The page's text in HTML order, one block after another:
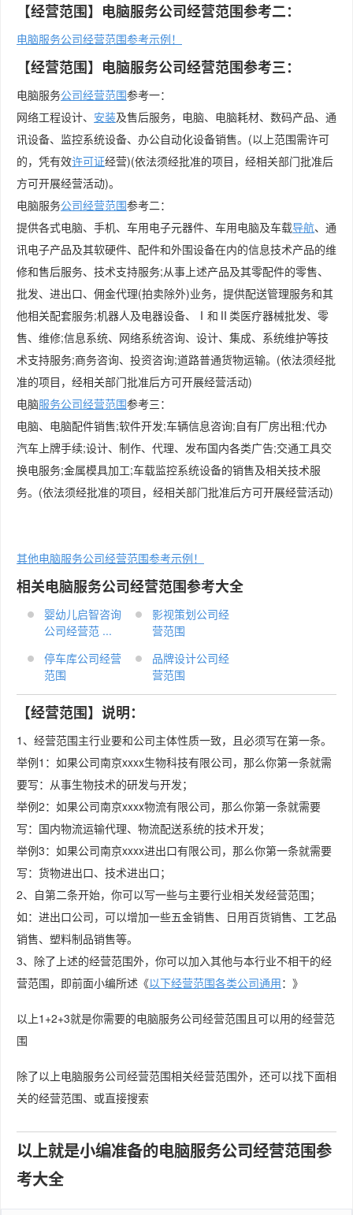
【经营范围】电脑服务公司经营范围参考二：
电脑服务公司经营范围参考示例！
【经营范围】电脑服务公司经营范围参考三：
电脑服务公司经营范围参考一：
网络工程设计、 安装及售后服务，电脑、电脑耗材、数码产品、通
讯设备、监控系统设备、办公自动化设备销售。(以上范围需许可
的，凭有效许可证经营)(依法须经批准的项目，经相关部门批准后
方可开展经营活动)。
电脑服务公司经营范围参考二：
提供各式电脑、手机、车用电子元器件、车用电脑及车载导航、通
讯电子产品及其软硬件、配件和外围设备在内的信息技术产品的维
修和售后服务、技术支持服务;从事上述产品及其零配件的零售、
批发、进出口、佣金代理(拍卖除外)业务，提供配送管理服务和其
他相关配套服务;机器人及电器设备、Ⅰ和Ⅱ类医疗器械批发、零
售、维修;信息系统、网络系统咨询、设计、集成、系统维护等技
术支持服务;商务咨询、投资咨询;道路普通货物运输。(依法须经批
准的项目，经相关部门批准后方可开展经营活动)
电脑服务公司经营范围参考三：
电脑、电脑配件销售;软件开发;车辆信息咨询;自有厂房出租;代办
汽车上牌手续;设计、制作、代理、发布国内各类广告;交通工具交
换电服务;金属模具加工;车载监控系统设备的销售及相关技术服
务。(依法须经批准的项目，经相关部门批准后方可开展经营活动)
其他电脑服务公司经营范围参考示例！
相关电脑服务公司经营范围参考大全
婴幼儿启智咨询
公司经营范 ...
影视策划公司经
营范围
停车库公司经营
范围
品牌设计公司经
营范围
【经营范围】说明：
1、经营范围主行业要和公司主体性质一致，且必须写在第一条。
举例1：如果公司南京xxxx生物科技有限公司，那么你第一条就需
要写：从事生物技术的研发与开发；
举例2：如果公司南京xxxx物流有限公司，那么你第一条就需要
写：国内物流运输代理、物流配送系统的技术开发；
举例3：如果公司南京xxxx进出口有限公司，那么你第一条就需要
写：货物进出口、技术进出口；
2、自第二条开始，你可以写一些与主要行业相关发经营范围；
如：进出口公司，可以增加一些五金销售、日用百货销售、工艺品
销售、塑料制品销售等。
3、除了上述的经营范围外，你可以加入其他与本行业不相干的经
营范围，即前面小编所述《以下经营范围各类公司通用：》
以上1+2+3就是你需要的电脑服务公司经营范围且可以用的经营范
围
除了以上电脑服务公司经营范围相关经营范围外，还可以找下面相
关的经营范围、或直接搜索
以上就是小编准备的电脑服务公司经营范围参
考大全